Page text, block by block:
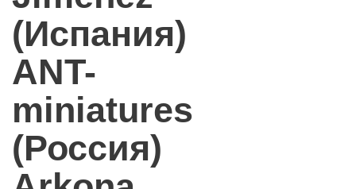
(Испания)
ANT-
miniatures
(Россия)